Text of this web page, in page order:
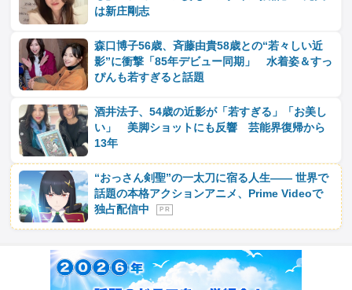
は新庄剛志
森口博子56歳、斉藤由貴58歳との“若々しい近
影”に衝撃「85年デビュー同期」 水着姿＆すっ
ぴんも若すぎると話題
酒井法子、54歳の近影が「若すぎる」「お美し
い」 美脚ショットにも反響 芸能界復帰から
13年
“おっさん剣聖”の一太刀に宿る人生―― 世界で
話題の本格アクションアニメ、Prime Videoで
独占配信中
P R